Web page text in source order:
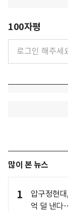
100자평
많이 본 뉴스
1
압구정현
억 덜 낸다